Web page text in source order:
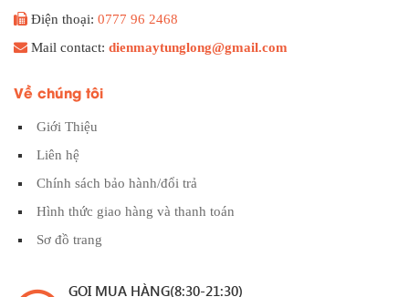
Điện thoại: 0777 96 2468
Mail contact: dienmaytunglong@gmail.com
Về chúng tôi
Giới Thiệu
Liên hệ
Chính sách bảo hành/đổi trả
Hình thức giao hàng và thanh toán
Sơ đồ trang
GỌI MUA HÀNG(8:30-21:30)